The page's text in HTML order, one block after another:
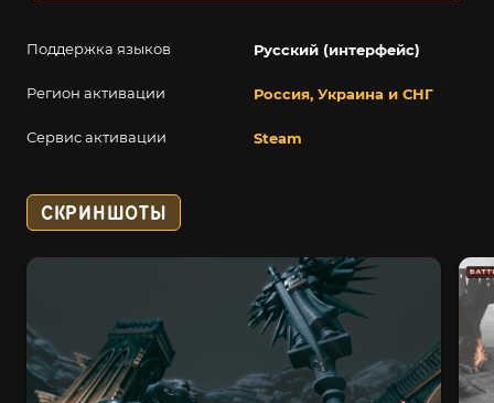
Поддержка языков Русский (интерфейс)
Регион активации Россия, Украина и СНГ
Сервис активации Steam
СКРИНШОТЫ